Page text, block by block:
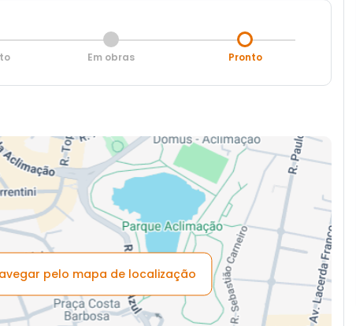
Em obras Pronto
pelo mapa de localização